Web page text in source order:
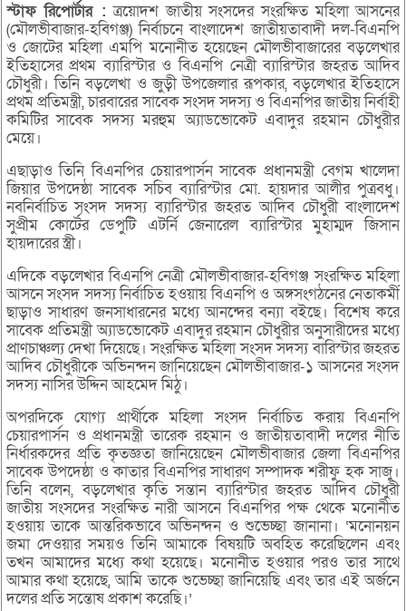
স্টাফরিপোর্টার : ত্রয়োদশ জাতীয় সংসদের সংরক্ষিত মহিলা আসনের
(মৌলভীবাজার-হবিগঞ্জ) নির্বাচনে বাংলাদেশ জাতীয়তাবাদী দল-বিএনপি
ও জোটের মহিলা এমপি মনোনীত হয়েছেন মৌলভীবাজারের বড়লেখার
ইতিহাসের প্রথম ব্যারিস্টার ও বিএনপি নেত্রী ব্যারিস্টার জহরত আদিব
চৌধুরী। তিনি বড়লেখা ও জুড়ী উপজেলার রূপকার, বড়লেখার ইতিহাসে
প্রথম প্রতিমন্ত্রী, চারবারের সাবেক সংসদ সদস্য ও বিএনপির জাতীয় নির্বাহী
কমিটির সাবেক সদস্য মরহুম অ্যাডভোকেট এবাদুর রহমান চৌধুরীর
মেয়ে।
এছাড়াও তিনি বিএনপির চেয়ারপার্সন সাবেক প্রধানমন্ত্রী বেগম খালেদা
জিয়ার উপদেষ্ঠা সাবেক সচিব ব্যারিস্টার মো. হায়দার আলীর পুত্রবধু।
নবনির্বাচিত সংসদ সদস্য ব্যারিস্টার জহরত আদিব চৌধুরী বাংলাদেশ
সুপ্রীম কোর্টের ডেপুটি এটর্নি জেনারেল ব্যারিস্টার মুহাম্মদ জিসান
হায়দারের স্ত্রী।
এদিকে বড়লেখার বিএনপি নেত্রী মৌলভীবাজার-হবিগঞ্জ সংরক্ষিত মহিলা
আসনে সংসদ সদস্য নির্বাচিত হওয়ায় বিএনপি ও অঙ্গসংগঠনের নেতাকর্মী
ছাড়াও সাধারণ জনসাধারনের মধ্যে আনন্দের বন্যা বইছে। বিশেষ করে
সাবেক প্রতিমন্ত্রী অ্যাডভোকেট এবাদুর রহমান চৌধুরীর অনুসারীদের মধ্যে
প্রাণচাঞ্চল্য দেখা দিয়েছে। সংরক্ষিত মহিলা সংসদ সদস্য বারিস্টার জহরত
আদিব চৌধুরীকে অভিনন্দন জানিয়েছেন মৌলভীবাজার-১ আসনের সংসদ
সদস্য নাসির উদ্দিন আহমেদ মিঠু।
অপরদিকে যোগ্য প্রার্থীকে মহিলা সংসদ নির্বাচিত করায় বিএনপি
চেয়ারপার্সন ও প্রধানমন্ত্রী তারেক রহমান ও জাতীয়তাবাদী দলের নীতি
নির্ধারকদের প্রতি কৃতজ্ঞতা জানিয়েছেন মৌলভীবাজার জেলা বিএনপির
সাবেক উপদেষ্ঠা ও কাতার বিএনপির সাধারণ সম্পাদক শরীফু হক সাজু।
তিনি বলেন, বড়লেখার কৃতি সন্তান ব্যারিস্টার জহরত আদিব চৌধুরী
জাতীয় সংসদের সংরক্ষিত নারী আসনে বিএনপির পক্ষ থেকে মনোনীত
হওয়ায় তাকে আন্তরিকভাবে অভিনন্দন ও শুভেচ্ছা জানানা। ‘মনোনয়ন
জমা দেওয়ার সময়ও তিনি আমাকে বিষয়টি অবহিত করেছিলেন এবং
তখন আমাদের মধ্যে কথা হয়েছে। মনোনীত হওয়ার পরও তার সাথে
আমার কথা হয়েছে, আমি তাকে শুভেচ্ছা জানিয়েছি এবং তার এই অর্জনে
দলের প্রতি সন্তোষ প্রকাশ করেছি।’